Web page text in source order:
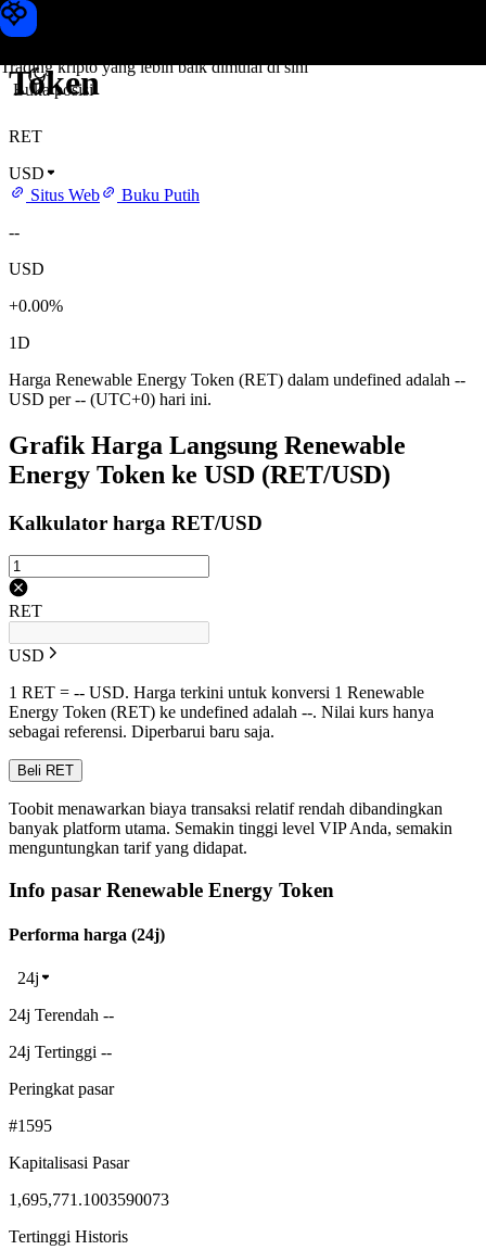
Trading kripto yang lebih baik dimulai di sini
Buka posisi
Harga Renewable Energy
Token
RET
USD
Situs Web
Buku Putih
--
USD
+0.00%
1D
Harga Renewable Energy Token (RET) dalam undefined adalah --
USD per -- (UTC+0) hari ini.
Grafik Harga Langsung Renewable
Energy Token ke USD (RET/USD)
Kalkulator harga RET/USD
RET
USD
1 RET = -- USD. Harga terkini untuk konversi 1 Renewable
Energy Token (RET) ke undefined adalah --. Nilai kurs hanya
sebagai referensi. Diperbarui baru saja.
Beli RET
Toobit menawarkan biaya transaksi relatif rendah dibandingkan
banyak platform utama. Semakin tinggi level VIP Anda, semakin
menguntungkan tarif yang didapat.
Info pasar Renewable Energy Token
Performa harga (24j)
24j
24j Terendah --
24j Tertinggi --
Peringkat pasar
#1595
Kapitalisasi Pasar
1,695,771.1003590073
Tertinggi Historis